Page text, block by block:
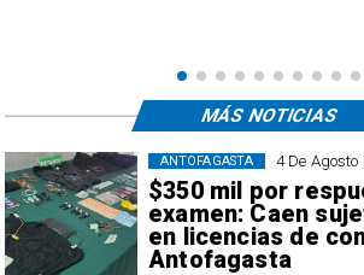
4 De Agosto
$350 mil por
examen: Caen
en licencias de
Antofagasta
ANTOFAGASTA
MÁS NOTICIAS